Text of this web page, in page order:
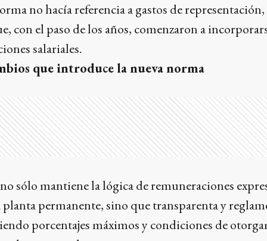
no hacía referencia a gastos de
con el paso de los años, comenzaron a
salariales.
que introduce la nueva norma
sólo mantiene la lógica de remuneraciones
planta permanente, sino que transparenta y
porcentajes máximos y condiciones de